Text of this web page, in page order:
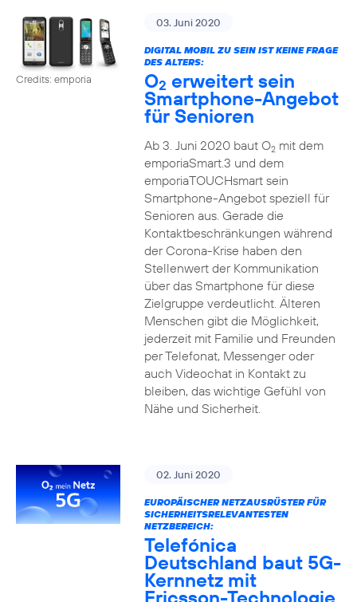
Credits: emporia
03. Juni 2020
DIGITAL MOBIL ZU SEIN IST KEINE FRAGE
DES ALTERS:
O2 erweitert sein
Smartphone-Angebot
für Senioren
Ab 3. Juni 2020 baut O2mit dem
emporiaSmart.3 und dem
emporiaTOUCHsmart sein
Smartphone-Angebot speziell für
Senioren aus. Gerade die
Kontaktbeschränkungen während
der Corona-Krise haben den
Stellenwert der Kommunikation
über das Smartphone für diese
Zielgruppe verdeutlicht. Älteren
Menschen gibt die Möglichkeit,
jederzeit mit Familie und Freunden
per Telefonat, Messenger oder
auch Videochat in Kontakt zu
bleiben, das wichtige Gefühl von
Nähe und Sicherheit.
02. Juni 2020
EUROPÄISCHER NETZAUSRÜSTER FÜR
SICHERHEITSRELEVANTESTEN
NETZBEREICH:
Telefónica
Deutschland baut 5G-
Kernnetz mit
Ericsson-Technologie